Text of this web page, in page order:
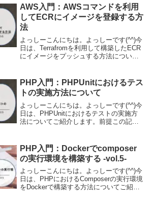
といった疑問が湧いてきませんか。Go言
語の公式サ...
AWS入門：AWSコマンドを利用
してECRにイメージを登録する方
法
よっしーこんにちは。よっしーです(^^)今
日は、Terrafromを利用して構築したECR
にイメージをプッシュする方法について
す。背景ECS環境を構築するにあ...
PHP入門：PHPUnitにおけるテス
トの実施方法について
よっしーこんにちは。よっしーです(^^)今
日は、PHPUnitにおけるテストの実施方
法についてご紹介します。前提この記事
のひとつに、テストはコンポーザブルで
あるべ...
PHP入門：Dockerでcomposer
の実行環境を構築する -vol.5-
よっしーこんにちは。よっしーです(^^)今
日は、PHPにおけるComposerの実行環境
をDockerで構築する方法についてご紹介